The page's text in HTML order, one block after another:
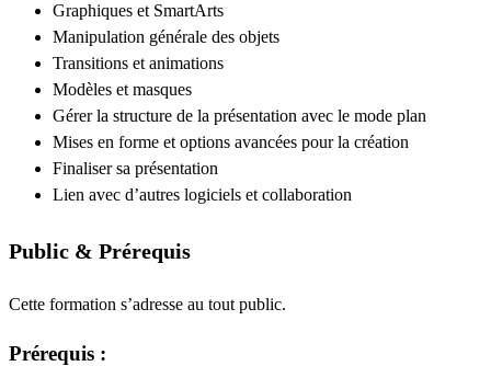
Graphiques et SmartArts
Manipulation générale des objets
Transitions et animations
Modèles et masques
Gérer la structure de la présentation avec le mode plan
Mises en forme et options avancées pour la création
Finaliser sa présentation
Lien avec d’autres logiciels et collaboration
Public & Prérequis
Cette formation s’adresse au tout public.
Prérequis :